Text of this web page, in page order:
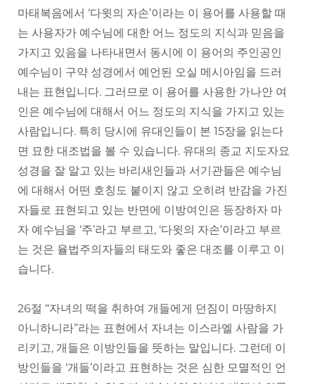
마태복음에서 ‘다윗의 자손’이라는 이 용어를 사용할 때
는 사용자가 예수님에 대한 어느 정도의 지식과 믿음을
가지고 있음을 나타내면서 동시에 이 용어의 주인공인
예수님이 구약 성경에서 예언된 오실 메시아임을 드러
내는 표현입니다. 그러므로 이 용어를 사용한 가나안 여
인은 예수님에 대해서 어느 정도의 지식을 가지고 있는
사람입니다. 특히 당시에 유대인들이 본 15장을 읽는다
면 묘한 대조법을 볼 수 있습니다. 유대의 종교 지도자요
성경을 잘 알고 있는 바리새인들과 서기관들은 예수님
에 대해서 어떤 호칭도 붙이지 않고 오히려 반감을 가진
자들로 표현되고 있는 반면에 이방여인은 등장하자 마
자 예수님을 ‘주’라고 부르고, ‘다윗의 자손’이라고 부르
는 것은 율법주의자들의 태도와 좋은 대조를 이루고 이
습니다.
26절 “자녀의 떡을 취하여 개들에게 던짐이 마땅하지
아니하니라”라는 표현에서 자녀는 이스라엘 사람을 가
리키고, 개들은 이방인들을 뜻하는 말입니다. 그런데 이
방인들을 ‘개들’이라고 표현하는 것은 심한 모멸적인 언